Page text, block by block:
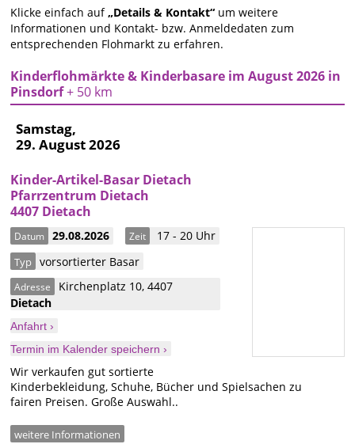
Klicke einfach auf„Details & Kontakt“ um weitere
Informationen und Kontakt- bzw. Anmeldedaten zum
entsprechenden Flohmarkt zu erfahren.
Kinderflohmärkte & Kinderbasare im August 2026 in
Pinsdorf+ 50 km
Samstag,
29. August 2026
Kinder-Artikel-Basar Dietach
Pfarrzentrum Dietach
4407 Dietach
Datum 29.08.2026 Zeit 17 - 20 Uhr
Typ vorsortierter Basar
Adresse Kirchenplatz 10,4407
Dietach
Anfahrt ›
Termin im Kalender speichern ›
Wir verkaufen gut sortierte
Kinderbekleidung, Schuhe, Bücher und Spielsachen zu
fairen Preisen. Große Auswahl..
weitere Informationen